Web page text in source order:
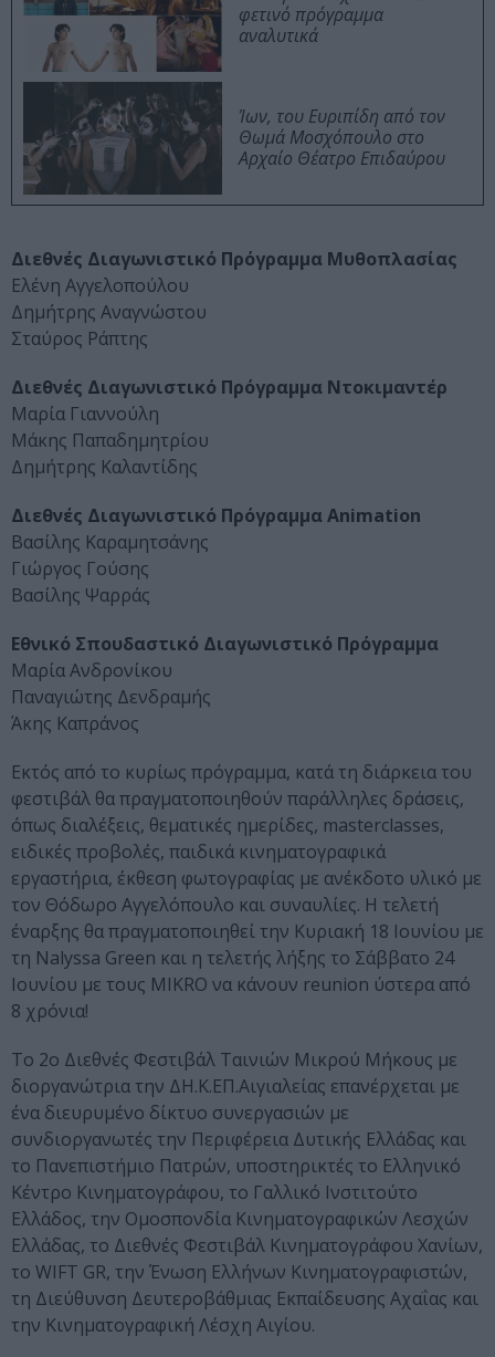
φετινό πρόγραμμα
αναλυτικά
Ίων, του Ευριπίδη από τον
Θωμά Μοσχόπουλο στο
Αρχαίο Θέατρο Επιδαύρου
Διεθνές Διαγωνιστικό Πρόγραμμα Μυθοπλασίας
Ελένη Αγγελοπούλου
Δημήτρης Αναγνώστου
Σταύρος Ράπτης
Διεθνές Διαγωνιστικό Πρόγραμμα Ντοκιμαντέρ
Μαρία Γιαννούλη
Μάκης Παπαδημητρίου
Δημήτρης Καλαντίδης
Διεθνές Διαγωνιστικό Πρόγραμμα Animation
Βασίλης Καραμητσάνης
Γιώργος Γούσης
Βασίλης Ψαρράς
Εθνικό Σπουδαστικό Διαγωνιστικό Πρόγραμμα
Μαρία Ανδρονίκου
Παναγιώτης Δενδραμής
Άκης Καπράνος
Εκτός από το κυρίως πρόγραμμα, κατά τη διάρκεια του
φεστιβάλ θα πραγματοποιηθούν παράλληλες δράσεις,
όπως διαλέξεις, θεματικές ημερίδες, masterclasses,
ειδικές προβολές, παιδικά κινηματογραφικά
εργαστήρια, έκθεση φωτογραφίας με ανέκδοτο υλικό με
τον Θόδωρο Αγγελόπουλο και συναυλίες. Η τελετή
έναρξης θα πραγματοποιηθεί την Κυριακή 18 Ιουνίου με
τη Nalyssa Green και η τελετής λήξης το Σάββατο 24
Ιουνίου με τους MIKRO να κάνουν reunion ύστερα από
8 χρόνια!
Το 2ο Διεθνές Φεστιβάλ Ταινιών Μικρού Μήκους με
διοργανώτρια την ΔΗ.Κ.ΕΠ.Αιγιαλείας επανέρχεται με
ένα διευρυμένο δίκτυο συνεργασιών με
συνδιοργανωτές την Περιφέρεια Δυτικής Ελλάδας και
το Πανεπιστήμιο Πατρών, υποστηρικτές το Ελληνικό
Κέντρο Κινηματογράφου, το Γαλλικό Ινστιτούτο
Ελλάδος, την Ομοσπονδία Κινηματογραφικών Λεσχών
Ελλάδας, το Διεθνές Φεστιβάλ Κινηματογράφου Χανίων,
το WIFT GR, την Ένωση Ελλήνων Κινηματογραφιστών,
τη Διεύθυνση Δευτεροβάθμιας Εκπαίδευσης Αχαΐας και
την Κινηματογραφική Λέσχη Αιγίου.